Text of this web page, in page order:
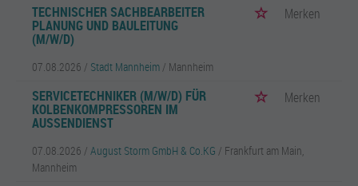
TECHNISCHER SACHBEARBEITER
PLANUNG UND BAULEITUNG
(M/W/D)
Merken
07.08.2026 / Stadt Mannheim / Mannheim
SERVICETECHNIKER (M/W/D) FÜR
KOLBENKOMPRESSOREN IM
AUSSENDIENST
Merken
07.08.2026 / August Storm GmbH & Co.KG / Frankfurt am Main,
Mannheim